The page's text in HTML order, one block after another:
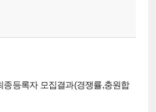
종등록자 모집결과(경쟁률,충원합